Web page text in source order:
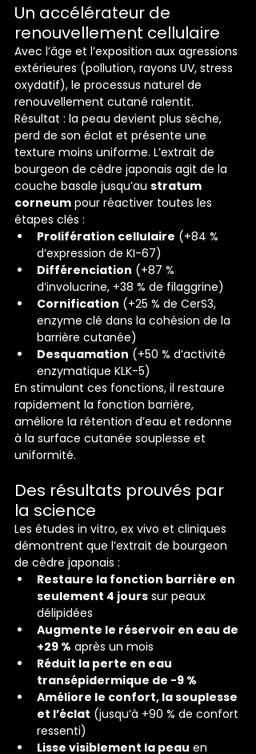
Un accélérateur de
renouvellement cellulaire
Avec l’âge et l’exposition aux agressions
extérieures (pollution, rayons UV, stress
oxydatif), le processus naturel de
renouvellement cutané ralentit.
Résultat : la peau devient plus sèche,
perd de son éclat et présente une
texture moins uniforme. L’extrait de
bourgeon de cèdre japonais agit de la
couche basale jusqu’au stratum
corneum pour réactiver toutes les
étapes clés :
Prolifération cellulaire (+84 %
d’expression de KI-67)
Différenciation (+87 %
d’involucrine, +38 % de filaggrine)
Cornification (+25 % de CerS3,
enzyme clé dans la cohésion de la
barrière cutanée)
Desquamation (+50 % d’activité
enzymatique KLK-5)
En stimulant ces fonctions, il restaure
rapidement la fonction barrière,
améliore la rétention d’eau et redonne
à la surface cutanée souplesse et
uniformité.
Des résultats prouvés par
la science
Les études in vitro, ex vivo et cliniques
démontrent que l’extrait de bourgeon
de cèdre japonais :
Restaure la fonction barrière en
seulement 4 jours sur peaux
délipidées
Augmente le réservoir en eau de
+29 % après un mois
Réduit la perte en eau
transépidermique de -9 %
Améliore le confort, la souplesse
et l’éclat (jusqu’à +90 % de confort
ressenti)
Lisse visiblement la peau en